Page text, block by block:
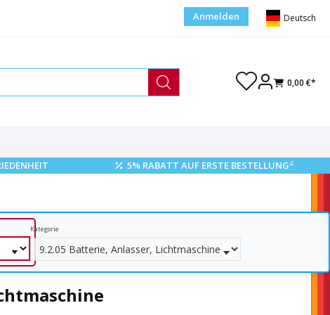
Anmelden Deutsch
0,00 €*
5% RABATT AUF ERSTE BESTELLUNG2
Kategorie